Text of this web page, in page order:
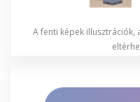
A fenti képek illusztrációk,